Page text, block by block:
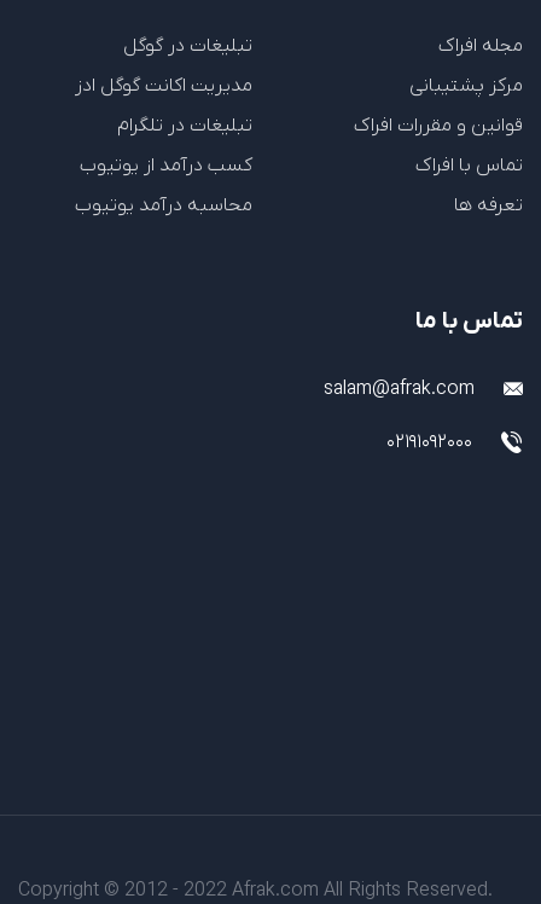
مجله افراک
مرکز پشتیبانی
قوانین و مقررات افراک
تماس با افراک
تعرفه ها
تبلیغات در گوگل
مدیریت اکانت گوگل ادز
تبلیغات در تلگرام
کسب درآمد از یوتیوب
محاسبه درآمد یوتیوب
تماس با ما
salam@afrak.com
02191092000
Copyright © 2012 - 2022 Afrak.com All Rights Reserved.